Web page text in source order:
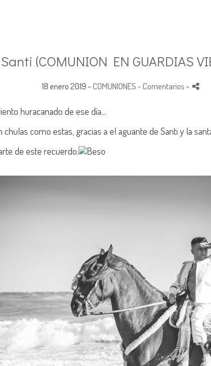
Santi (COMUNION EN GUARDIAS
18 enero 2019 - COMUNIONES - Comentarios-
huracanado de ese día...
como estas, gracias a el aguante de Santi y la
de este recuerdo.